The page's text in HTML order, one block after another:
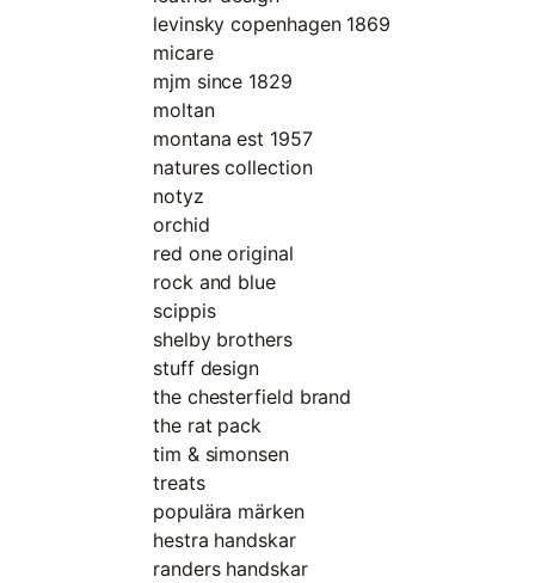
levinsky copenhagen 1869
micare
mjm since 1829
moltan
montana est 1957
natures collection
notyz
orchid
red one original
rock and blue
scippis
shelby brothers
stuff design
the chesterfield brand
the rat pack
tim & simonsen
treats
populära märken
hestra handskar
randers handskar